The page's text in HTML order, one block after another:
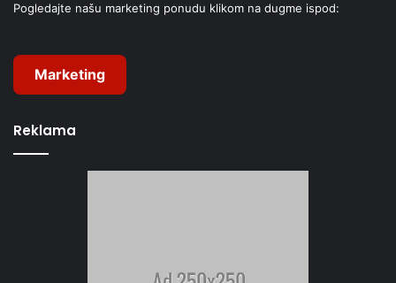
Pogledajte našu marketing ponudu klikom na dugme ispod:
Marketing
Reklama